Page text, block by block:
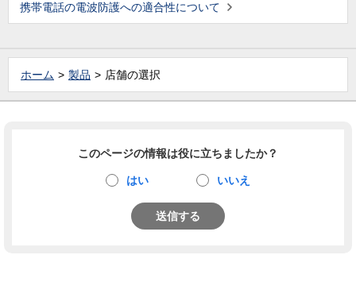
携帯電話の電波防護への適合性について
ホーム 製品 店舗の選択
このページの情報は役に立ちましたか？
はい いいえ
送信する